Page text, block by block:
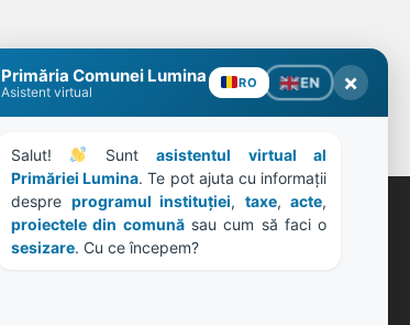
ORE DE LUCRU
Primăria Comunei Lumina
Asistent virtual
RO EN ×
Salut! Sunt asistentul virtual al
Primăriei Lumina. Te pot ajuta cu informații
despre programul instituției, taxe, acte
proiectele din comună
sesizare. Cu ce începem?